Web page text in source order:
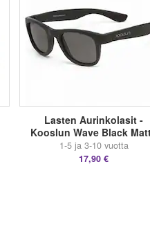
Lasten Aurinkolasit -
Kooslun Wave Black
1-5 ja 3-10 vuotta
17,90 €